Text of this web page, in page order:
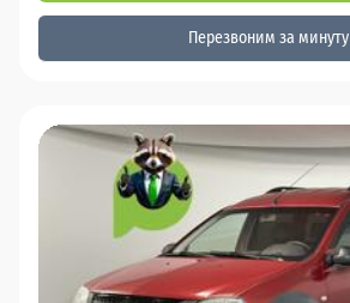
Перезвоним за минуту